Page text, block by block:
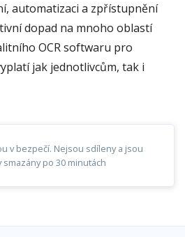
automatizaci a zpřístupnění
dopad na mnoho oblastí
OCR softwaru pro
jak jednotlivcům, tak i
v bezpečí. Nejsou sdíleny a jsou
smazány po 30 minutách